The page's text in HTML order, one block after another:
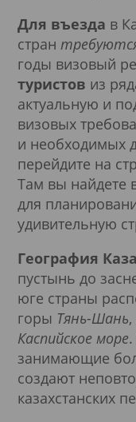
Для въезда в
стран
годы визовый
туристов из
актуальную и
визовых
и необходимых
перейдите на
Там вы найдете
для
удивительную
География
пустынь до
юге страны
горы Тянь-Шань
Каспийское море
занимающие
создают
казахстанских